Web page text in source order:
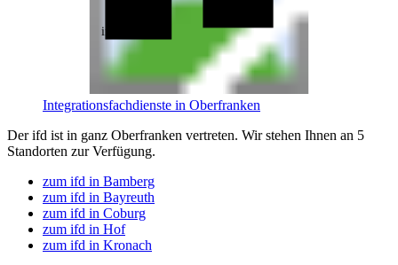
ifd Bamberg
Integrationsfachdienste in Oberfranken
Der ifd ist in ganz Oberfranken vertreten. Wir stehen Ihnen an 5
Standorten zur Verfügung.
zum ifd in Bamberg
zum ifd in Bayreuth
zum ifd in Coburg
zum ifd in Hof
zum ifd in Kronach